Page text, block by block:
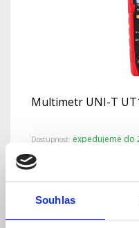
Souhlas
Multimetr UNI-T
Dostupnost: expedujeme do